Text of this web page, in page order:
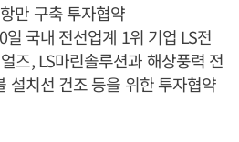
만 구축 투자협약
국내 전선업계 1위 기업 LS전
즈, LS마린솔루션과 해상풍력 전
설치선 건조 등을 위한 투자협약